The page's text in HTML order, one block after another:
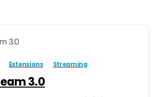
Extensions Streaming
3.0